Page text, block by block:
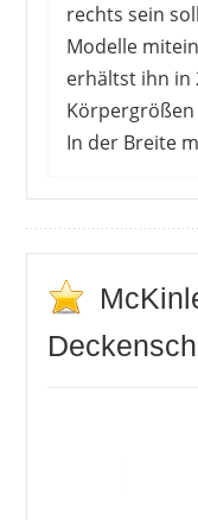
rechts sein
Modelle
erhältst ihn in
Körpergrößen
In der Breite
Die Käufer sind
Verhältnis
federleichte
Wärmeisolation.
passender
Verstauen
Riemen